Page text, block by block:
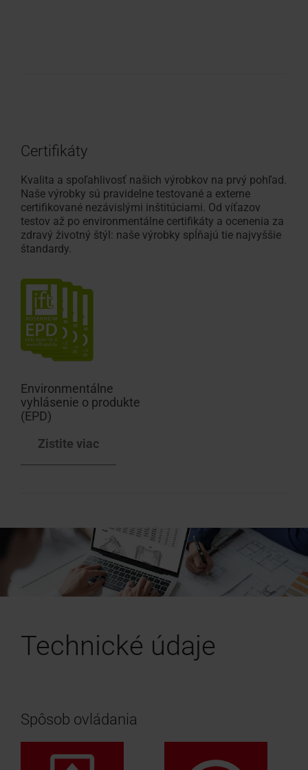
Certifikáty
Kvalita a spoľahlivosť našich výrobkov na prvý pohľad.
Naše výrobky sú pravidelne testované a externe
certifikované nezávislými inštitúciami. Od víťazov
testov až po environmentálne certifikáty a ocenenia za
zdravý životný štýl: naše výrobky spĺňajú tie najvyššie
štandardy.
Environmentálne
vyhlásenie o produkte
(EPD)
Zistite viac
Technické údaje
Spôsob ovládania